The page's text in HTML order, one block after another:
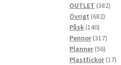
OUTLET 382382
Övrigt 682682
Påsk 140140
Pennor 317317
Planner 5656
Plastfickor 1717